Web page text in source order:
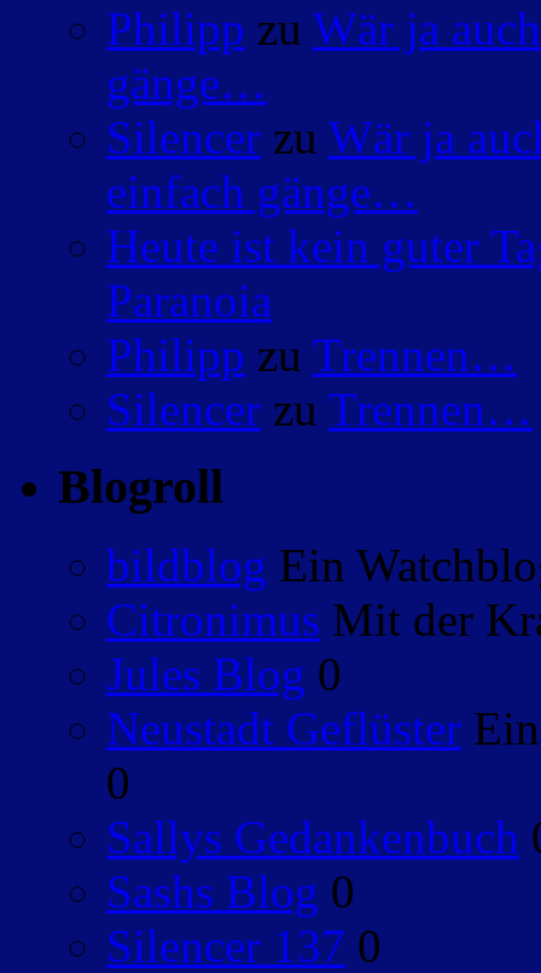
Philipp zu Wär ja
gänge…
Silencer zu Wär ja
einfach gänge…
Heute ist kein guter
Paranoia
Philipp zu Trennen…
Silencer zu Trennen…
Blogroll
bildblog Ein
Citronimus Mit der
Jules Blog 0
Neustadt Geflüster
0
Sallys Gedankenbuch
Sashs Blog 0
Silencer 137 0